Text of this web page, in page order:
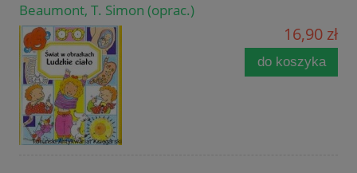
Beaumont, T. Simon (oprac.)
16,90 zł
do koszyka